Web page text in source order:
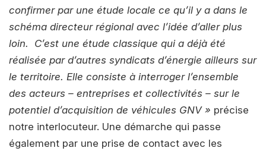
confirmer par une étude locale ce qu’il y a dans le
schéma directeur régional avec l’idée d’aller plus
loin. C’est une étude classique qui a déjà été
réalisée par d’autres syndicats d’énergie ailleurs sur
le territoire. Elle consiste à interroger l’ensemble
des acteurs – entreprises et collectivités – sur le
potentiel d’acquisition de véhicules GNV » précise
notre interlocuteur. Une démarche qui passe
également par une prise de contact avec les